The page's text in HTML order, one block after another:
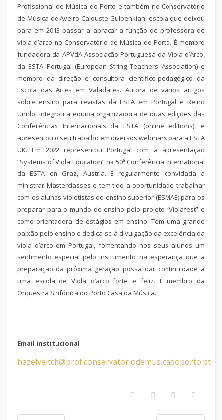
Profissional de Música do Porto e também no Conservatório
de Música de Aveiro Calouste Gulbenkian, escola que deixou
para em 2013 passar a abraçar a função de professora de
viola d’arco no Conservatório de Música do Porto. É membro
fundadora da APVdA Associação Portuguesa da Viola d’Arco,
da ESTA Portugal (European String Teachers Association) e
membro da direção e consultora científico-pedagógico da
Escola das Artes em Valadares. Autora de vários artigos
sobre ensino para revistas da ESTA em Portugal e Reino
Unido, integrou a equipa organizadora de duas edições das
Conferências Internacionais da ESTA (online editions), e
apresentou o seu trabalho em diversos webinars para a ESTA
UK. Em 2022 representou Portugal com a apresentação
“Systems of Viola Education” na 50ª Conferência International
da ESTA en Graz, Austria. É regularmente convidada a
ministrar Masterclasses e tem tido a oportunidade trabalhar
com os alunos violetistas do ensino superior (ESMAE) para os
preparar para o mundo do ensino pelo projeto “Violafest” e
como orientadora de estágios em ensino. Tem uma grande
paixão pelo ensino e dedica-se à divulgação da excelência da
viola d’arco em Portugal, fomentando nos seus alunos um
sentimento especial pelo instrumento na esperança que a
preparação da próxima geração possa dar continuidade a
uma escola de Viola d’arco forte e feliz. É membro da
Orquestra Sinfónica do Porto Casa da Música.
Email institucional
hazelveitch@prof.conservatoriodemusicadoporto.pt